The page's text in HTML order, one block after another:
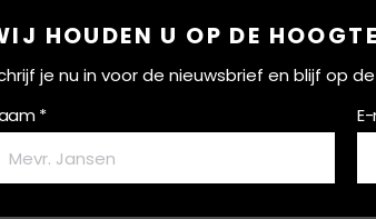
HOUDEN U OP DE
je nu in voor de nieuwsbrief en blijf op
*